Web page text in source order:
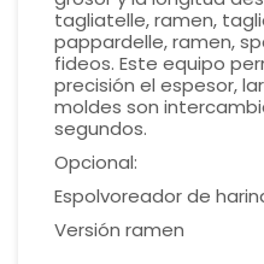
tagliatelle, ramen,
pappardelle, ramen,
fideos. Este equipo
precisión el espesor,
moldes son
segundos.
Opcional:
Espolvoreador de
Versión ramen